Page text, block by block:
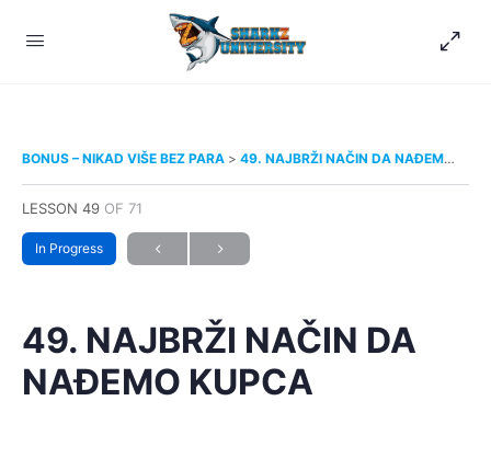
BONUS – NIKAD VIŠE BEZ PARA 49. NAJBRŽI NAČIN DA NAĐEMO KUPCA
LESSON 49 OF 71
In Progress
49. NAJBRŽI NAČIN DA
NAĐEMO KUPCA